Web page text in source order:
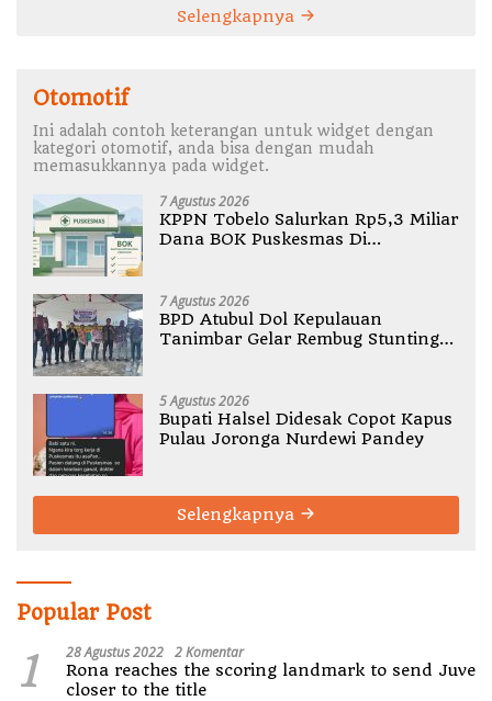
Selengkapnya
Otomotif
Ini adalah contoh keterangan untuk widget dengan
kategori otomotif, anda bisa dengan mudah
memasukkannya pada widget.
7 Agustus 2026
KPPN Tobelo Salurkan Rp5,3 Miliar
Dana BOK Puskesmas Di
7 Agustus 2026
BPD Atubul Dol Kepulauan
Tanimbar Gelar Rembug Stunting
5 Agustus 2026
Bupati Halsel Didesak Copot Kapus
Pulau Joronga Nurdewi Pandey
Selengkapnya
Popular Post
1 28 Agustus 2022 2 Komentar
Rona reaches the scoring landmark to send Juve
closer to the title